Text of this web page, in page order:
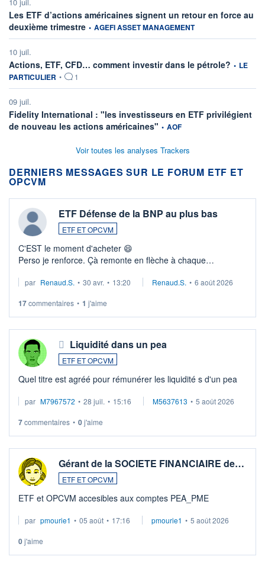
10 juil.
Les ETF d’actions américaines signent un retour en force au
deuxième trimestre information fournie par
• AGEFI ASSET MANAGEMENT
10 juil.
Actions, ETF, CFD… comment investir dans le pétrole? • LE
PARTICULIER • 1
09 juil.
Fidelity International : "les investisseurs en ETF privilégient
de nouveau les actions américaines" information fournie par
• AOF
Voir toutes les analyses Trackers
DERNIERS MESSAGES SUR LE FORUM ETF ET
OPCVM
ETF Défense de la BNP au plus bas
ETF ET OPCVM
C'EST le moment d'acheter 😄​
Perso je renforce. Çà remonte en flèche à chaque
Investissement long terme tip top pour sa retraite.
par Renaud.S. • 30 avr. • 13:20 Renaud.S. • 6 août 2026
17commentaires • 1 j'aime
Liquidité dans un pea
ETF ET OPCVM
Quel titre est agréé pour rémunérer les liquidité s d'un pea
par M7967572 • 28 juil. • 15:16 M5637613 • 5 août 2026
7commentaires • 0j'aime
Gérant de la SOCIETE FINANCIAIRE de…
ETF ET OPCVM
ETF et OPCVM accesibles aux comptes PEA_PME
par pmourie1 • 05 août • 17:16 pmourie1 • 5 août 2026
0j'aime